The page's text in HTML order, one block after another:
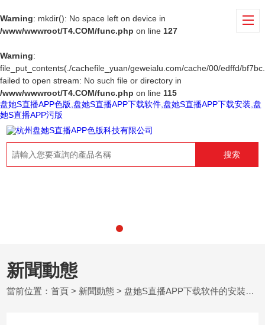
Warning: mkdir(): No space left on device in
/www/wwwroot/T4.COM/func.php on line 127
Warning:
file_put_contents(./cachefile_yuan/geweialu.com/cache/00/edffd/
failed to open stream: No such file or directory in
/www/wwwroot/T4.COM/func.php on line 115
盘她S直播APP色版,盘她S直播APP下载软件,盘她S直播APP下载安装,盘
她S直播APP污版
搜索
新聞動態
當前位置：首頁 > 新聞動態 > 盘她S直播APP下载软件的安裝方法